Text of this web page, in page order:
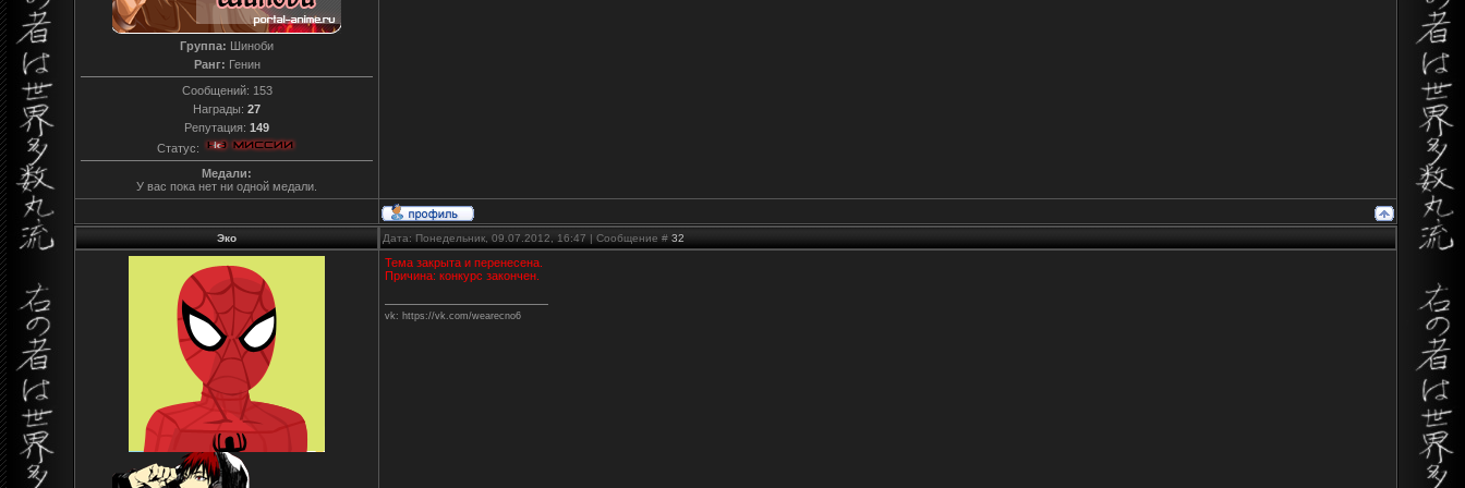
Группа: Шиноби
Ранг: Генин
Сообщений: 153
Награды: 27
Репутация: 149
Статус:
Медали:
У вас пока нет ни одной медали.
Эко Дата: Понедельник, 09.07.2012, 16:47 | Сообщение # 32
Тема закрыта и перенесена.
Причина: конкурс закончен.
vk: https://vk.com/wearecno6